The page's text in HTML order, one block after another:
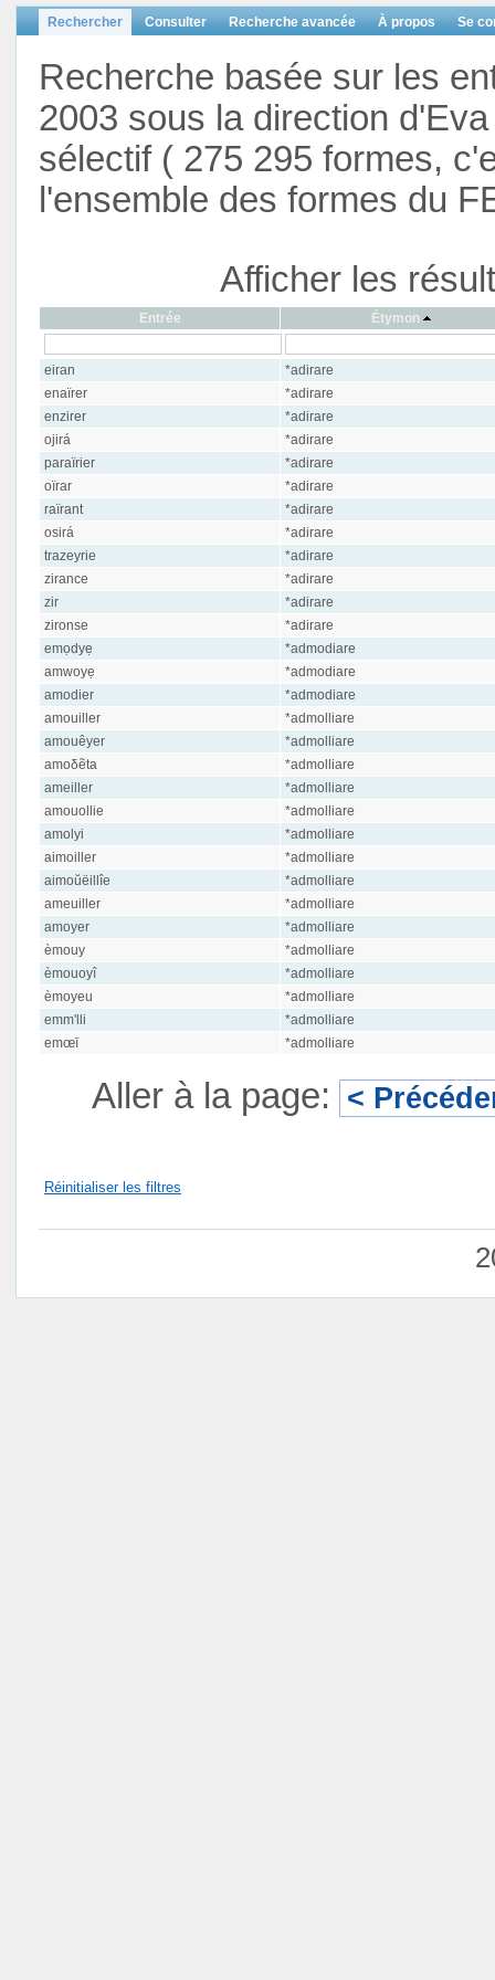
Rechercher Consulter Recherche avancée À propos Se
Recherche basée sur les
2003 sous la direction
sélectif ( 275 295 formes,
l'ensemble des formes du
Afficher les
Entrée Étymon
eiran
*adirare
enaïrer
*adirare
enzirer
*adirare
ojirá
*adirare
paraïrier
*adirare
oïrar
*adirare
raïrant
*adirare
osirá
*adirare
trazeyrie
*adirare
zirance
*adirare
zir
*adirare
zironse
*adirare
emọdyẹ
*admodiare
amwoyẹ
*admodiare
amodier
*admodiare
amouiller
*admolliare
amouêyer
*admolliare
amoδẽta
*admolliare
ameiller
*admolliare
amouollie
*admolliare
amolyi
*admolliare
aimoiller
*admolliare
aimoŭëillîe
*admolliare
ameuiller
*admolliare
amoyer
*admolliare
èmouy
*admolliare
èmouoyî
*admolliare
èmoyeu
*admolliare
emm'lli
*admolliare
emœī
*admolliare
Aller à la page: <
Réinitialiser les filtres